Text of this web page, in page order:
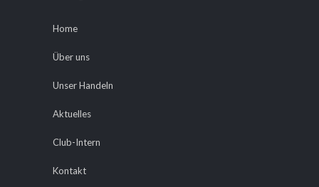
Home
Über uns
Unser Handeln
Aktuelles
Club-Intern
Kontakt